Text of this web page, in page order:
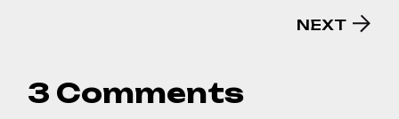
NEXT
3 Comments